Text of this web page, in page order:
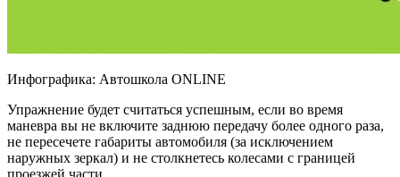
Инфографика: Автошкола ONLINE
Упражнение будет считаться успешным, если во время
маневра вы не включите заднюю передачу более одного раза,
не пересечете габариты автомобиля (за исключением
наружных зеркал) и не столкнетесь колесами с границей
проезжей части.